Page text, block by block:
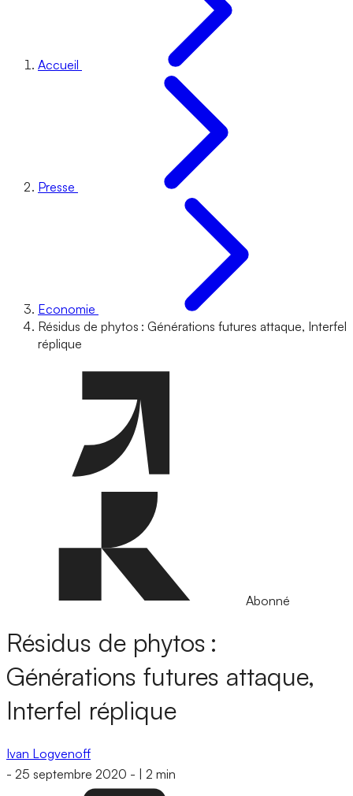
Accueil
Presse
Economie
Résidus de phytos : Générations futures attaque, Interfel
réplique
Abonné
Résidus de phytos :
Générations futures attaque,
Interfel réplique
Ivan Logvenoff
- 25 septembre 2020 - 2 min